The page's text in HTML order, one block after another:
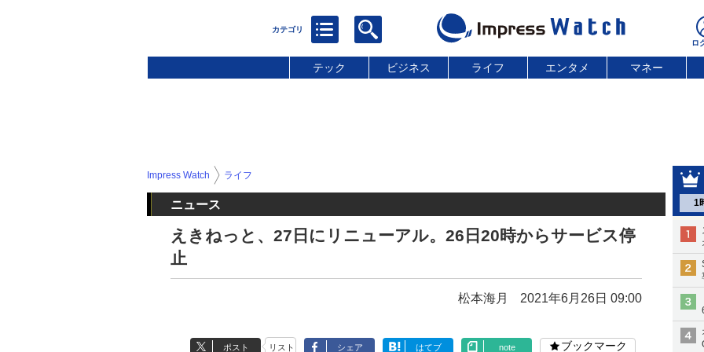
テック ビジネス ライフ エンタメ マネー
1
Impress Watch ライフ
ニュース
えきねっと、27日にリニューアル。26日20時からサービス停
止
松本海月 2021年6月26日 09:00
ポスト リスト シェア はてブ note ブックマーク